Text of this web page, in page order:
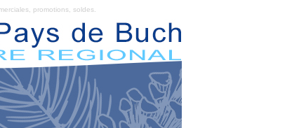
promotions, soldes.